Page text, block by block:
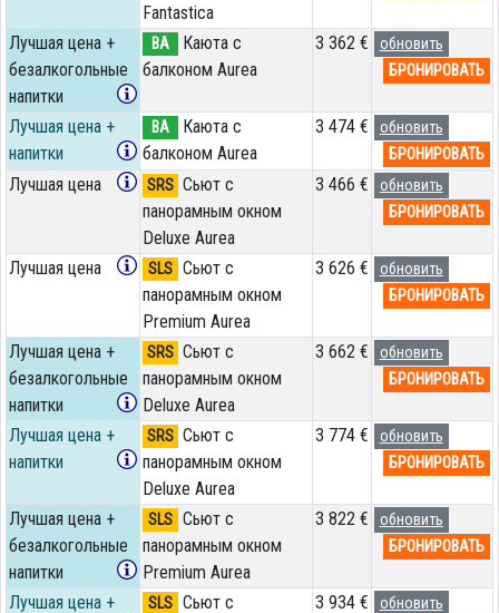
Fantastica
Лучшая цена +
безалкогольные
напитки
BA
Каюта с
балконом Aurea
3 362 €
обновить
БРОНИРОВАТЬ
Лучшая цена +
напитки
BA
Каюта с
балконом Aurea
3 474 €
обновить
БРОНИРОВАТЬ
Лучшая цена SRS Сьют с
панорамным окном
Deluxe Aurea
3 466 €
обновить
БРОНИРОВАТЬ
Лучшая цена SLS Сьют с
панорамным окном
Premium Aurea
3 626 €
обновить
БРОНИРОВАТЬ
Лучшая цена +
безалкогольные
напитки
SRS Сьют с
панорамным окном
Deluxe Aurea
3 662 €
обновить
БРОНИРОВАТЬ
Лучшая цена +
напитки
SRS Сьют с
панорамным окном
Deluxe Aurea
3 774 €
обновить
БРОНИРОВАТЬ
Лучшая цена +
безалкогольные
напитки
SLS Сьют с
панорамным окном
Premium Aurea
3 822 €
обновить
БРОНИРОВАТЬ
Лучшая цена +
SLS Сьют с
3 934 €
обновить